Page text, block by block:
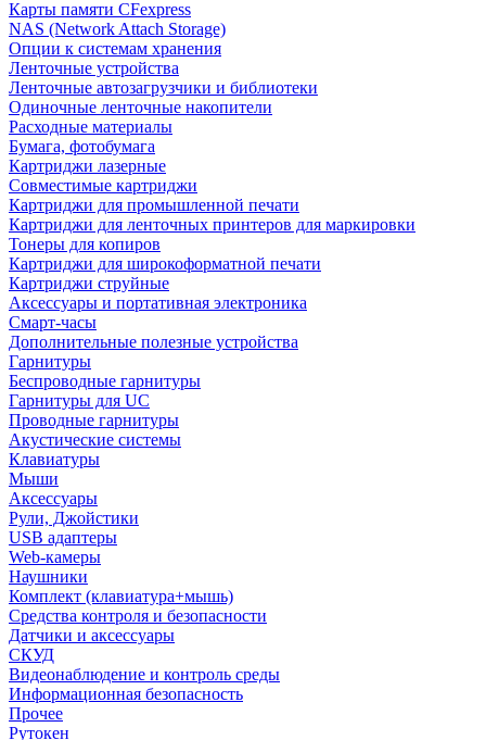
Карты памяти CFexpress
NAS (Network Attach Storage)
Опции к системам хранения
Ленточные устройства
Ленточные автозагрузчики и библиотеки
Одиночные ленточные накопители
Расходные материалы
Бумага, фотобумага
Картриджи лазерные
Совместимые картриджи
Картриджи для промышленной печати
Картриджи для ленточных принтеров для маркировки
Тонеры для копиров
Картриджи для широкоформатной печати
Картриджи струйные
Аксессуары и портативная электроника
Смарт-часы
Дополнительные полезные устройства
Гарнитуры
Беспроводные гарнитуры
Гарнитуры для UC
Проводные гарнитуры
Акустические системы
Клавиатуры
Мыши
Аксессуары
Рули, Джойстики
USB адаптеры
Web-камеры
Наушники
Комплект (клавиатура+мышь)
Средства контроля и безопасности
Датчики и аксессуары
СКУД
Видеонаблюдение и контроль среды
Информационная безопасность
Прочее
Рутокен